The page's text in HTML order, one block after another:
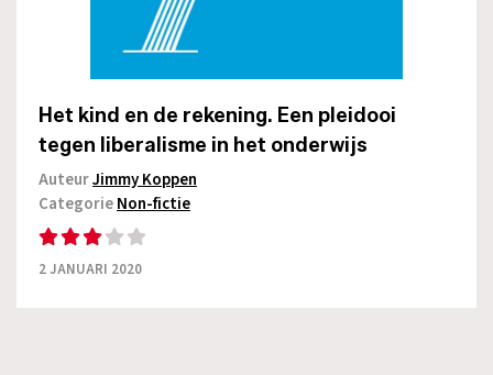
Het kind en de rekening. Een pleidooi
tegen liberalisme in het onderwijs
AuteurJimmy Koppen
CategorieNon-fictie
2 JANUARI 2020